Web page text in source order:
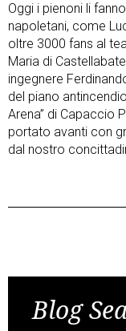
Oggi i pienoni li
napoletani, come
oltre 3000 fans al
Maria di
ingegnere
del piano
Arena” di Capaccio
portato avanti con
dal nostro
navigation
Blog